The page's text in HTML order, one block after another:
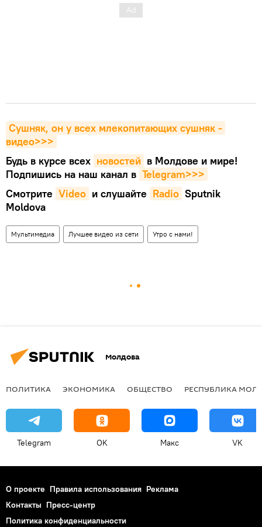
Сушняк, он у всех млекопитающих сушняк -
видео>>>
Будь в курсе всех новостей в Молдове и мире!
Подпишись на наш канал в Telegram>>>
Смотрите Video и слушайте Radio Sputnik
Moldova
Мультимедиа Лучшее видео из сети Утро с нами!
Молдова
ПОЛИТИКА ЭКОНОМИКА ОБЩЕСТВО РЕСПУБЛИКА
Telegram OK Макс VK
О проекте Правила использования Реклама
Контакты Пресс-центр
Политика конфиденциальности